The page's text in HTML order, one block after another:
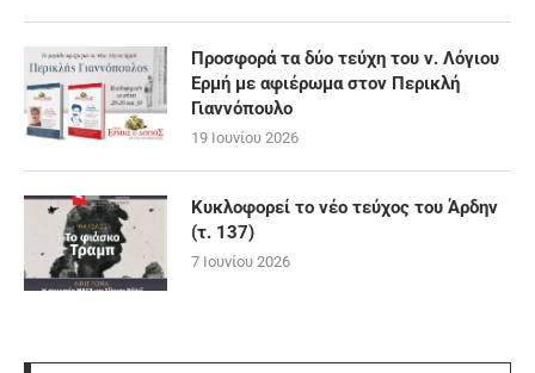
Προσφορά τα δύο τεύχη του ν. Λόγιου
Ερμή με αφιέρωμα στον Περικλή
Γιαννόπουλο
19 Ιουνίου 2026
Κυκλοφορεί το νέο τεύχος του Άρδην
(τ. 137)
7 Ιουνίου 2026